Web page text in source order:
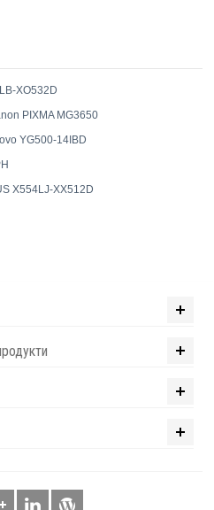
XO532D
PIXMA MG3650
YG500-14IBD
X554LJ-XX512D